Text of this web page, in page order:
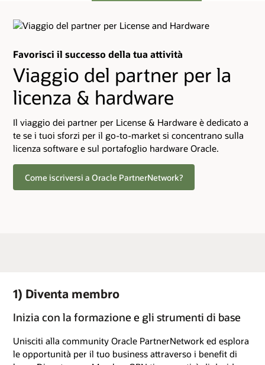
Favorisci il successo della tua attività
Viaggio del partner per la
licenza & hardware
Il viaggio dei partner per License & Hardware è dedicato a
te se i tuoi sforzi per il go-to-market si concentrano sulla
licenza software e sul portafoglio hardware Oracle.
Come iscriversi a Oracle PartnerNetwork?
1) Diventa membro
Inizia con la formazione e gli strumenti di base
Unisciti alla community Oracle PartnerNetwork ed esplora
le opportunità per il tuo business attraverso i benefit di